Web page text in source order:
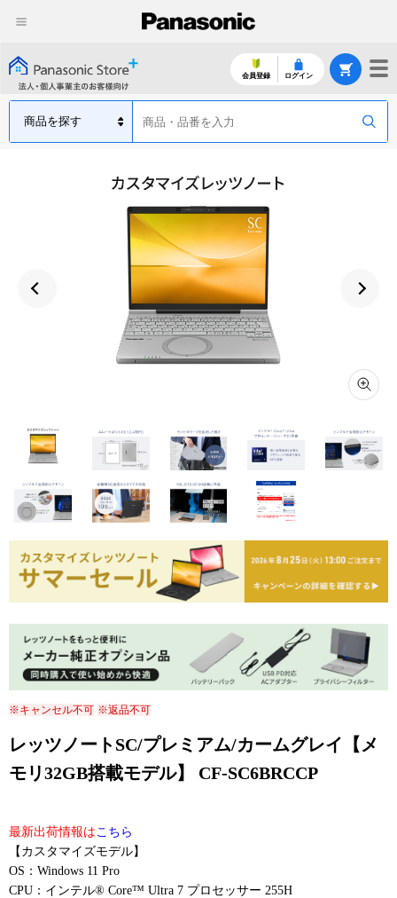
会員登録 ログイン
※キャンセル不可 ※返品不可
レッツノートSC/プレミアム/カームグレイ【メ
モリ32GB搭載モデル】 CF-SC6BRCCP
最新出荷情報は こちら
【カスタマイズモデル】
OS：Windows 11 Pro
CPU：インテル® Core™ Ultra 7 プロセッサー 255H